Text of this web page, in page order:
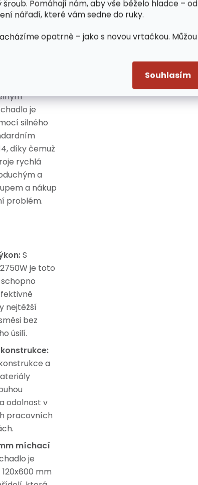
Pomáhají nám, aby vše běželo hladce – od
nářadí, které vám sedne do ruky.
opatrně – jako s novou vrtačkou. Můžou
Souhlasím
vápenných
malt,
atd.
je míchadlo
je
silného
díky čemuž
rychlá
a
a nákup
problém.
S
je toto
nejtěžší
bez
úsilí.
a
odolnost v
pracovních
míchací
je
mm